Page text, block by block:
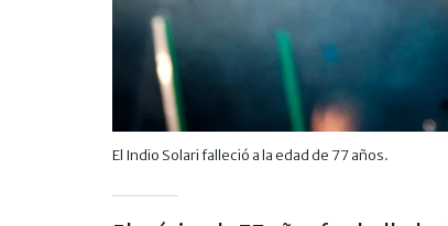
El Indio Solari falleció a la edad de 77 años.